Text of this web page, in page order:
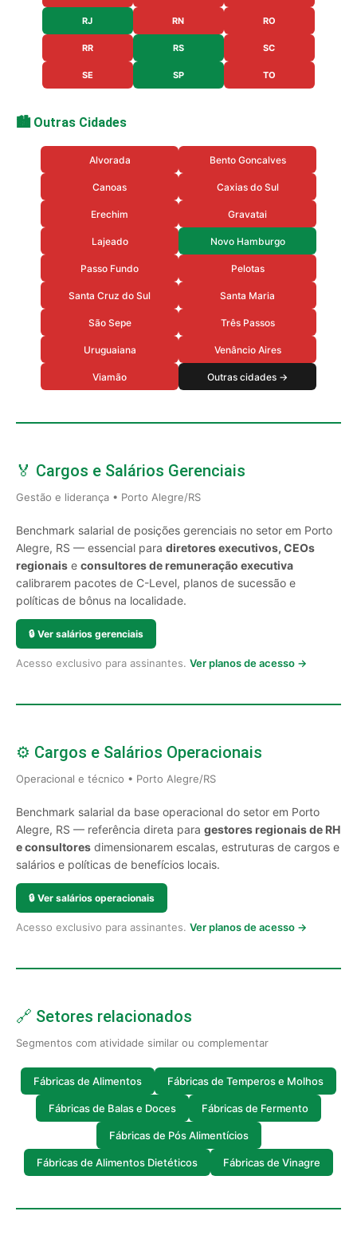
RJ RN RO
RR RS SC
SE SP TO
🏙️ Outras Cidades
Alvorada Bento Goncalves
Canoas Caxias do Sul
Erechim Gravatai
Lajeado Novo Hamburgo
Passo Fundo Pelotas
Santa Cruz do Sul Santa Maria
São Sepe Três Passos
Uruguaiana Venâncio Aires
Viamão Outras cidades →
🏅 Cargos e Salários Gerenciais
Gestão e liderança • Porto Alegre/RS
Benchmark salarial de posições gerenciais no setor em Porto
Alegre, RS — essencial para diretores executivos, CEOs
regionais e consultores de remuneração executiva
calibrarem pacotes de C-Level, planos de sucessão e
políticas de bônus na localidade.
🔒 Ver salários gerenciais
Acesso exclusivo para assinantes. Ver planos de acesso →
⚙️ Cargos e Salários Operacionais
Operacional e técnico • Porto Alegre/RS
Benchmark salarial da base operacional do setor em Porto
Alegre, RS — referência direta para gestores regionais de RH
e consultores dimensionarem escalas, estruturas de cargos e
salários e políticas de benefícios locais.
🔒 Ver salários operacionais
Acesso exclusivo para assinantes. Ver planos de acesso →
🔗 Setores relacionados
Segmentos com atividade similar ou complementar
Fábricas de Alimentos Fábricas de Temperos e Molhos
Fábricas de Balas e Doces Fábricas de Fermento
Fábricas de Pós Alimentícios
Fábricas de Alimentos Dietéticos Fábricas de Vinagre